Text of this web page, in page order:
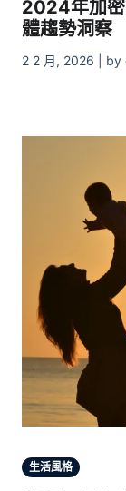
2024年加密
體趨勢洞察
2 2 月, 2026 | by
生活風格